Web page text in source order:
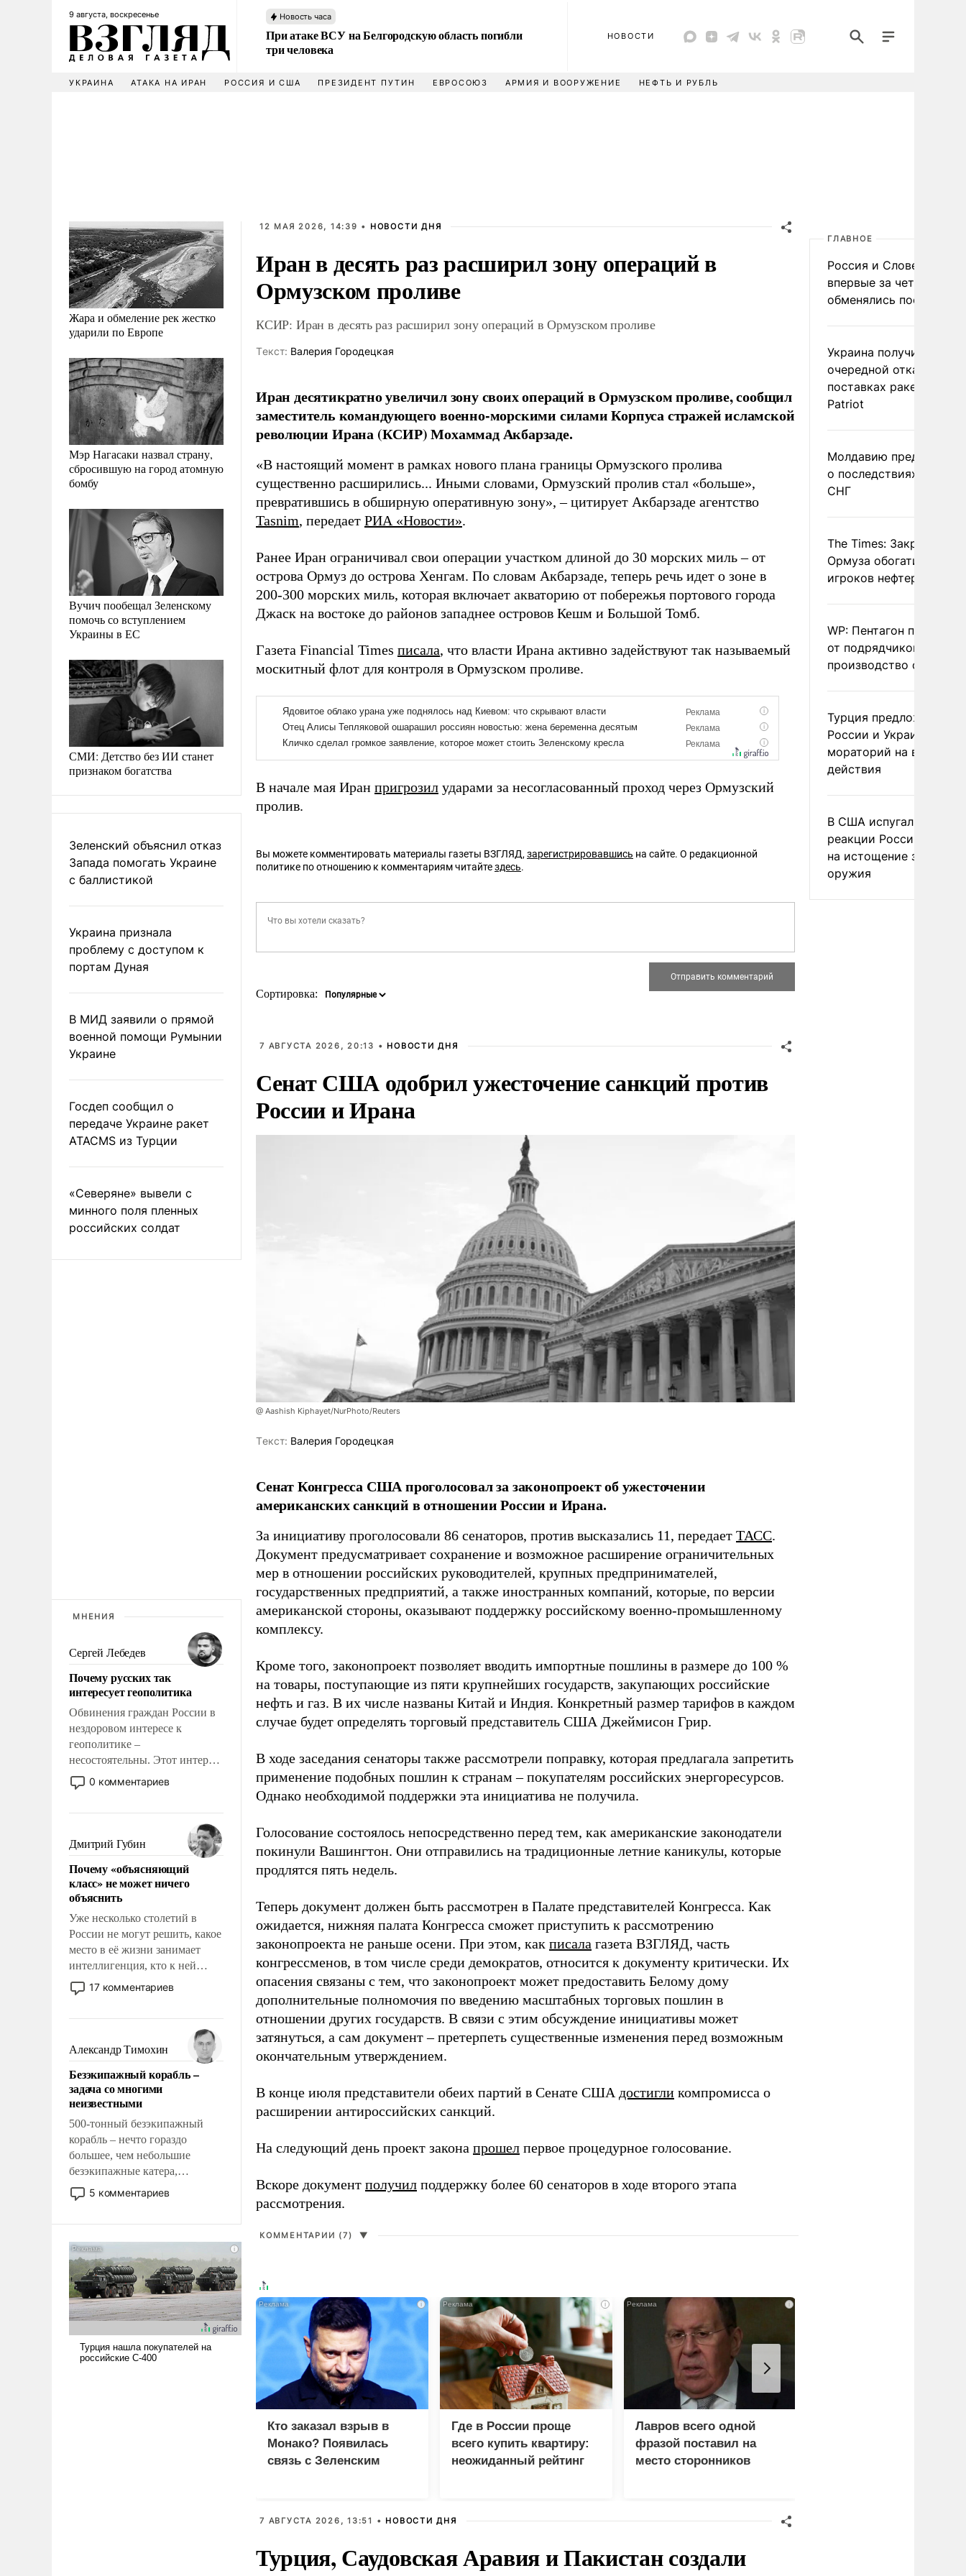
9 августа, воскресенье Новость часа
При атаке ВСУ на Белгородскую область погибли
три человека
НОВОСТИ
УКРАИНА АТАКА НА ИРАН РОССИЯ И США ПРЕЗИДЕНТ ПУТИН ЕВРОСОЮЗ АРМИЯ И ВООРУЖЕНИЕ НЕФТЬ И РУБЛЬ
Жара и обмеление рек жестко
ударили по Европе
Мэр Нагасаки назвал страну,
сбросившую на город атомную
бомбу
Вучич пообещал Зеленскому
помочь со вступлением
Украины в ЕС
СМИ: Детство без ИИ станет
признаком богатства
Зеленский объяснил отказ
Запада помогать Украине
с баллистикой
Украина признала
проблему с доступом к
портам Дуная
В МИД заявили о прямой
военной помощи Румынии
Украине
Госдеп сообщил о
передаче Украине ракет
ATACMS из Турции
«Северяне» вывели с
минного поля пленных
российских солдат
МНЕНИЯ
Сергей Лебедев
Почему русских так
интересует геополитика
Обвинения граждан России в
нездоровом интересе к
геополитике –
несостоятельны. Этот интерес
рационален и прагматичен. Он
обусловлен тысячелетним
фундаментальным знанием,
что мировая политика имеет
свойство заявляться на порог
нашего дома.
0 комментариев
Дмитрий Губин
Почему «объясняющий
класс» не может ничего
объяснить
Уже несколько столетий в
России не могут решить, какое
место в её жизни занимает
интеллигенция, кто к ней
принадлежит, а кого из неё
исключили с правом
чем она отличается от просто
образованных людей. Иногда
казалось, что эти вопросы
решены раз и навсегда, но –
нет, не решены.
17 комментариев
Александр Тимохин
Безэкипажный корабль –
задача со многими
неизвестными
500-тонный безэкипажный
корабль – нечто гораздо
большее, чем небольшие
безэкипажные катера,
применение которых уже
стало обыденностью. Задача по
и ее реализация радикально
поднимет наши боевые
возможности.
5 комментариев
12 МАЯ 2026, 14:39 • НОВОСТИ ДНЯ
Иран в десять раз расширил зону операций в
Ормузском проливе
КСИР: Иран в десять раз расширил зону операций в Ормузском проливе
Tекст: Валерия Городецкая
Иран десятикратно увеличил зону своих операций в Ормузском проливе, сообщил
заместитель командующего военно-морскими силами Корпуса стражей исламской
революции Ирана (КСИР) Мохаммад Акбарзаде.
«В настоящий момент в рамках нового плана границы Ормузского пролива
существенно расширились... Иными словами, Ормузский пролив стал «больше»,
превратившись в обширную оперативную зону», – цитирует Акбарзаде агентство
Tasnim, передает РИА «Новости».
Ранее Иран ограничивал свои операции участком длиной до 30 морских миль – от
острова Ормуз до острова Хенгам. По словам Акбарзаде, теперь речь идет о зоне в
200-300 морских миль, которая включает акваторию от побережья портового города
Джаск на востоке до районов западнее островов Кешм и Большой Томб.
Газета Financial Times писала, что власти Ирана активно задействуют так называемый
москитный флот для контроля в Ормузском проливе.
В начале мая Иран пригрозил ударами за несогласованный проход через Ормузский
пролив.
Вы можете комментировать материалы газеты ВЗГЛЯД, зарегистрировавшись на сайте. О редакционной
политике по отношению к комментариям читайтездесь.
Сортировка:
7 АВГУСТА 2026, 20:13 • НОВОСТИ ДНЯ
Сенат США одобрил ужесточение санкций против
России и Ирана
@ Aashish Kiphayet/NurPhoto/Reuters
Tекст: Валерия Городецкая
Сенат Конгресса США проголосовал за законопроект об ужесточении
американских санкций в отношении России и Ирана.
За инициативу проголосовали 86 сенаторов, против высказались 11, передает ТАСС.
Документ предусматривает сохранение и возможное расширение ограничительных
мер в отношении российских руководителей, крупных предпринимателей,
государственных предприятий, а также иностранных компаний, которые, по версии
американской стороны, оказывают поддержку российскому военно-промышленному
комплексу.
Кроме того, законопроект позволяет вводить импортные пошлины в размере до 100 %
на товары, поступающие из пяти крупнейших государств, закупающих российские
нефть и газ. В их числе названы Китай и Индия. Конкретный размер тарифов в каждом
случае будет определять торговый представитель США Джеймисон Грир.
В ходе заседания сенаторы также рассмотрели поправку, которая предлагала запретить
применение подобных пошлин к странам – покупателям российских энергоресурсов.
Однако необходимой поддержки эта инициатива не получила.
Голосование состоялось непосредственно перед тем, как американские законодатели
покинули Вашингтон. Они отправились на традиционные летние каникулы, которые
продлятся пять недель.
Теперь документ должен быть рассмотрен в Палате представителей Конгресса. Как
ожидается, нижняя палата Конгресса сможет приступить к рассмотрению
законопроекта не раньше осени. При этом, как писала газета ВЗГЛЯД, часть
конгрессменов, в том числе среди демократов, относится к документу критически. Их
опасения связаны с тем, что законопроект может предоставить Белому дому
дополнительные полномочия по введению масштабных торговых пошлин в
отношении других государств. В связи с этим обсуждение инициативы может
затянуться, а сам документ – претерпеть существенные изменения перед возможным
окончательным утверждением.
В конце июля представители обеих партий в Сенате СШАдостигли компромисса о
расширении антироссийских санкций.
На следующий день проект закона прошел первое процедурное голосование.
Вскоре документ получил поддержку более 60 сенаторов в ходе второго этапа
рассмотрения.
КОММЕНТАРИИ (7) ▼
i
Кто заказал взрыв в
Монако? Появилась
связь с Зеленским
i
Где в России проще
всего купить квартиру:
неожиданный рейтинг
i
Лавров всего одной
фразой поставил на
место сторонников
7 АВГУСТА 2026, 13:51 • НОВОСТИ ДНЯ
Турция, Саудовская Аравия и Пакистан создали
ГЛАВНОЕ
Россия и Словения
впервые за четыре года
обменялись
Украина получила
очередной отказ в
поставках ракет для
Patriot
Молдавию
о последствиях выхода
СНГ
The Times: Закрытие
Ормуза обогатило
игроков нефтерынка
WP: Пентагон
от подрядчиков
производство оружия
Турция предложила
России и Украине
мораторий на военные
действия
В США испугались
реакции России и
на истощение запасов
оружия